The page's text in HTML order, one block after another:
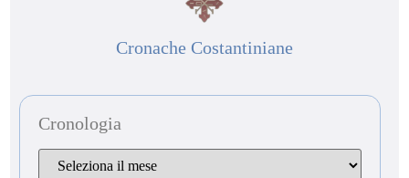
Cronache Costantiniane
Cronologia